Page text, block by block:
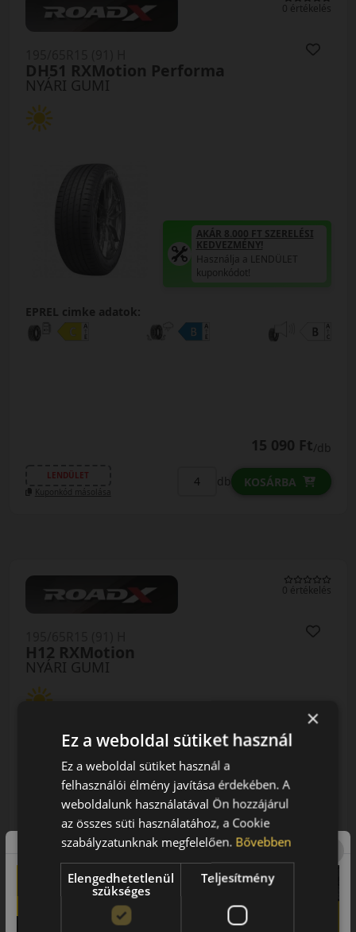
0 értékelés
NYÁRI GUMI
DH51 RXMotion Performa
AKÁR 8.000 FT SZERELÉSI
KEDVEZMÉNY!
Használja a LENDÜLET
kuponkódot!
EPREL cimke adatok:
15 090 Ft/db
LENDÜLET
Kuponkód másolása
db KOSÁRBA
0 értékelés
NYÁRI GUMI
H12 RXMotion
AKÁR 8.000 FT SZERELÉSI
KEDVEZMÉNY!
Használja a LENDÜLET
EPREL cimke adatok:
×
Ez a weboldal sütiket használ
Ez a weboldal sütiket használ a
felhasználói élmény javítása érdekében. A
weboldalunk használatával Ön hozzájárul
az összes süti használatához, a Cookie
szabályzatunknak megfelelően. Bővebben
Elengedhetetlenül
szükséges
Teljesítmény